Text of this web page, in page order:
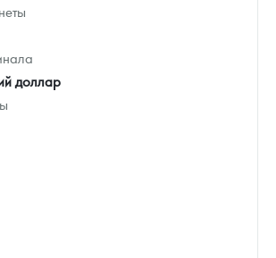
доллар